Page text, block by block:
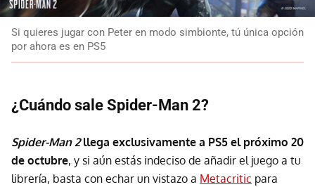
Si quieres jugar con Peter en modo simbionte, tú única opción
por ahora es en PS5
¿Cuándo sale Spider-Man 2?
Spider-Man 2llega exclusivamente a PS5 el próximo 20
de octubre, y si aún estás indeciso de añadir el juego a tu
librería, basta con echar un vistazo a Metacritic para